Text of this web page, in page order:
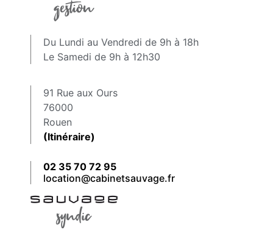
Du Lundi au Vendredi de 9h à 18h
Le Samedi de 9h à 12h30
91 Rue aux Ours
76000
Rouen
(Itinéraire)
02 35 70 72 95
location@cabinetsauvage.fr